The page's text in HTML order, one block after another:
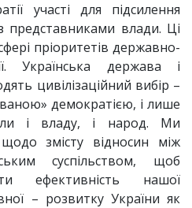
участі для підсилення
представниками влади. Ці
пріоритетів державно-
Українська держава і
цивілізаційний вибір –
демократією, і лише
і владу, і народ. Ми
змісту відносин між
суспільством, щоб
ефективність нашої
– розвитку України як